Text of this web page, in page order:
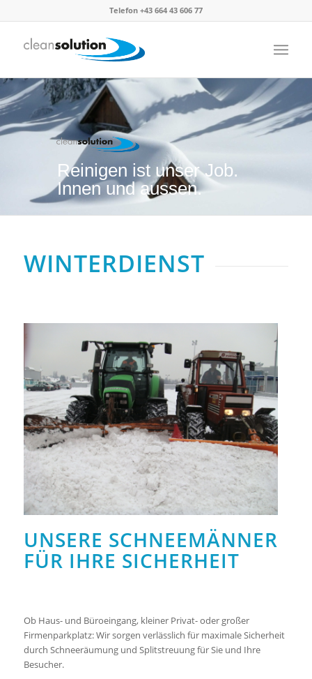
Telefon +43 664 43 606 77
Reinigen ist unser Job.
Innen und aussen.
WINTERDIENST
UNSERE SCHNEEMÄNNER
FÜR IHRE SICHERHEIT
Ob Haus- und Büroeingang, kleiner Privat- oder großer
Firmenparkplatz: Wir sorgen verlässlich für maximale Sicherheit
durch Schneeräumung und Splitstreuung für Sie und Ihre
Besucher.